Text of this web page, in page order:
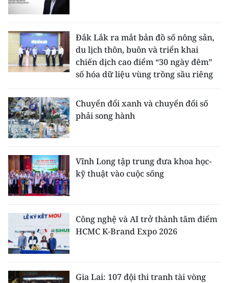
Đắk Lắk ra mắt bản đồ số nông sản,
du lịch thôn, buôn và triển khai
chiến dịch cao điểm “30 ngày đêm”
số hóa dữ liệu vùng trồng sầu riêng
Chuyển đổi xanh và chuyển đổi số
phải song hành
Vĩnh Long tập trung đưa khoa học-
kỹ thuật vào cuộc sống
Công nghệ và AI trở thành tâm điểm
HCMC K-Brand Expo 2026
Gia Lai: 107 đội thi tranh tài vòng